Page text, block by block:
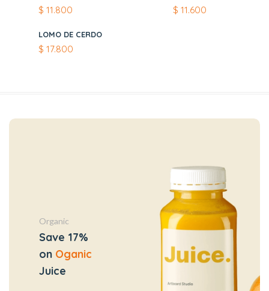
$ 11.800 $ 11.600
LOMO DE CERDO
$ 17.800
Organic
Save 17%
on Oganic
Juice